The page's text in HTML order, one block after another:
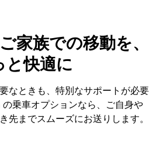
家族での移動を、
と快適に
なときも、特別なサポートが必要
乗車オプションなら、ご自身や
先までスムーズにお送りします。